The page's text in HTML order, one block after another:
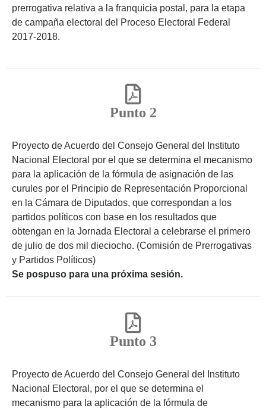
prerrogativa relativa a la franquicia postal, para la etapa
de campaña electoral del Proceso Electoral Federal
2017-2018.
Punto 2
Proyecto de Acuerdo del Consejo General del Instituto
Nacional Electoral por el que se determina el mecanismo
para la aplicación de la fórmula de asignación de las
curules por el Principio de Representación Proporcional
en la Cámara de Diputados, que correspondan a los
partidos políticos con base en los resultados que
obtengan en la Jornada Electoral a celebrarse el primero
de julio de dos mil dieciocho. (Comisión de Prerrogativas
y Partidos Políticos)
Se pospuso para una próxima sesión.
Punto 3
Proyecto de Acuerdo del Consejo General del Instituto
Nacional Electoral, por el que se determina el
mecanismo para la aplicación de la fórmula de